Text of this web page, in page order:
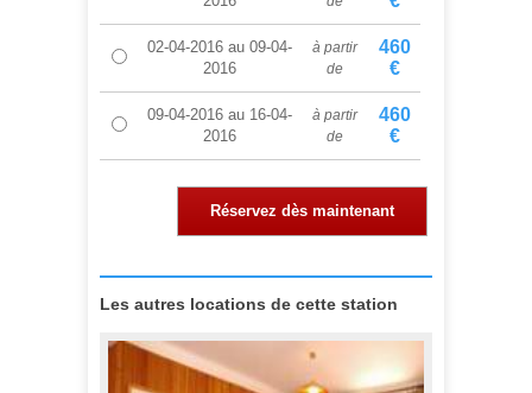
02-04-2016au 09-04-
2016
à partir
de
460
€
09-04-2016au 16-04-
2016
à partir
de
460
€
Réservez dès maintenant
Les autres locations de cette station